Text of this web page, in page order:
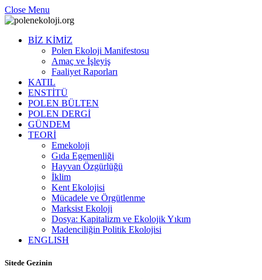
Close Menu
BİZ KİMİZ
Polen Ekoloji Manifestosu
Amaç ve İşleyiş
Faaliyet Raporları
KATIL
ENSTİTÜ
POLEN BÜLTEN
POLEN DERGİ
GÜNDEM
TEORİ
Emekoloji
Gıda Egemenliği
Hayvan Özgürlüğü
İklim
Kent Ekolojisi
Mücadele ve Örgütlenme
Marksist Ekoloji
Dosya: Kapitalizm ve Ekolojik Yıkım
Madenciliğin Politik Ekolojisi
ENGLISH
Sitede Gezinin